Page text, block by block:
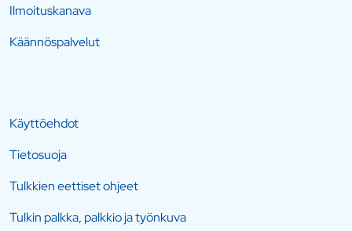
Ilmoituskanava
Käännöspalvelut
Käyttöehdot
Tietosuoja
Tulkkien eettiset ohjeet
Tulkin palkka, palkkio ja työnkuva